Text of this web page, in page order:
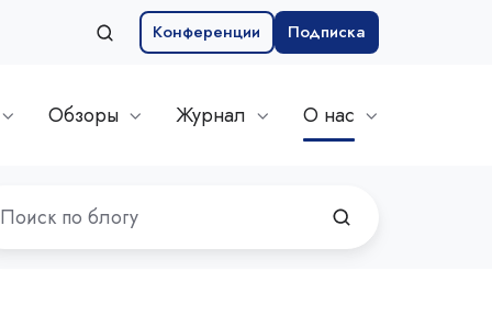
Конференции Подписка
Обзоры Журнал О нас